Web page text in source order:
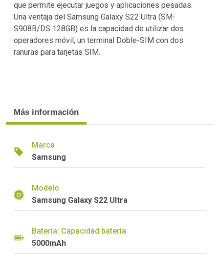
que permite ejecutar juegos y aplicaciones pesadas.
Una ventaja del Samsung Galaxy S22 Ultra (SM-
S908B/DS 128GB) es la capacidad de utilizar dos
operadores móvil, un terminal Doble-SIM con dos
ranuras para tarjetas SIM.
Más información
Marca
Samsung
Modelo
Samsung Galaxy S22 Ultra
Batería: Capacidad batería
5000mAh